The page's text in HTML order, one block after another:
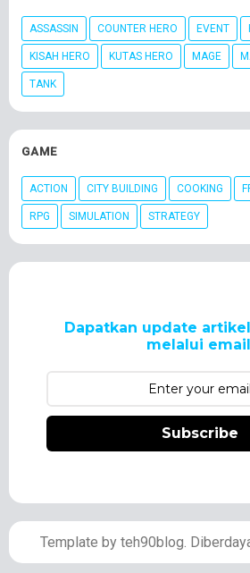
ASSASSIN COUNTER HERO EVENT
KISAH HERO KUTAS HERO MAGE
TANK
GAME
ACTION CITY BUILDING COOKING
RPG SIMULATION STRATEGY
Dapatkan update
melalui
Subscribe
Template by teh90blog.